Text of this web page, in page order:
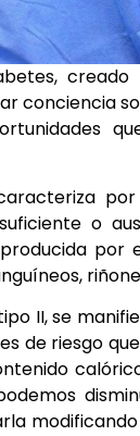
conciencia
o
por
II, se
de riesgo
modificando